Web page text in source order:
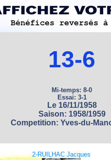
13-6
Mi-temps: 8-0
Essai: 3-1
Le 16/11/1958
Saison: 1958/1959
Competition: Yves-du-
2-RUILHAC Jacques